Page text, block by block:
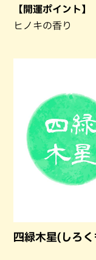
【開運ポイント】
ヒノキの香り
四緑木星(しろ